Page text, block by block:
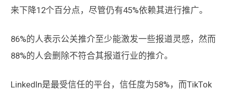
来下降12个百分点，尽管仍有45%依赖其进行推广。
86%的人表示公关推介至少能激发一些报道灵感，然而
88%的人会删除不符合其报道行业的推介。
LinkedIn是最受信任的平台，信任度为58%，而TikTok